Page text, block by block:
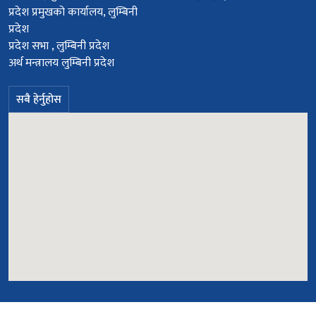
प्रदेश प्रमुखको कार्यालय, लुम्बिनी
प्रदेश
प्रदेश सभा , लुम्बिनी प्रदेश
अर्थ मन्त्रालय लुम्बिनी प्रदेश
सबै हेर्नुहोस